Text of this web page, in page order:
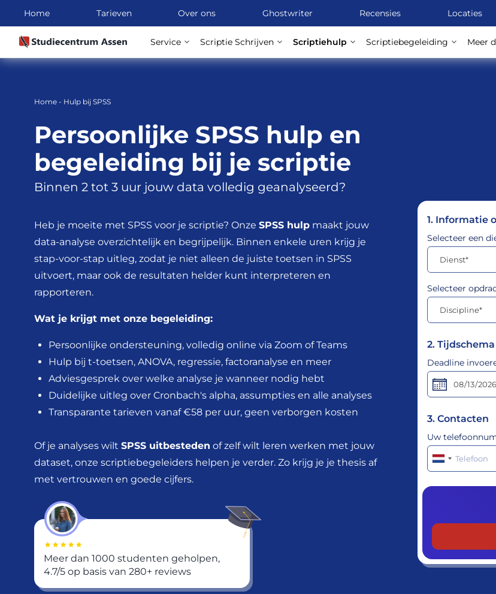
Ga
Home- Hulp bij SPSS
Persoonlijke SPSS hulp en
begeleiding bij je scriptie
Binnen 2 tot 3 uur jouw data volledig geanalyseerd?
Heb je moeite met SPSS voor je scriptie? Onze SPSS hulpmaakt jouw
data-analyse overzichtelijk en begrijpelijk. Binnen enkele uren krijg je
stap-voor-stap uitleg, zodat je niet alleen de juiste toetsen in SPSS
uitvoert, maar ook de resultaten helder kunt interpreteren en
rapporteren.
Wat je krijgt met onze begeleiding:
Persoonlijke ondersteuning, volledig online via Zoom of Teams
Hulp bij t-toetsen, ANOVA, regressie, factoranalyse en meer
Adviesgesprek over welke analyse je wanneer nodig hebt
Duidelijke uitleg over Cronbach's alpha, assumpties en alle analyses
Transparante tarieven vanaf €58 per uur, geen verborgen kosten
Of je analyses wilt SPSS uitbesteden of zelf wilt leren werken met jouw
dataset, onze scriptiebegeleiders helpen je verder. Zo krijg je je thesis af
met vertrouwen en goede cijfers.
Meer dan 1000 studenten geholpen,
4.7/5 op basis van 280+ reviews
1. Informatie
Selecteer een
Selecteer
2.
Deadline
3. Contacten
Uw
Home Tarieven Over ons Ghostwriter Recensies Locaties
Service Scriptie Schrijven Scriptiehulp Scriptiebegeleiding Meer